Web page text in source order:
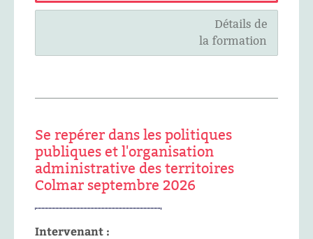
Détails de
la formation
Se repérer dans les politiques
publiques et l'organisation
administrative des territoires
Colmar septembre 2026
Intervenant :